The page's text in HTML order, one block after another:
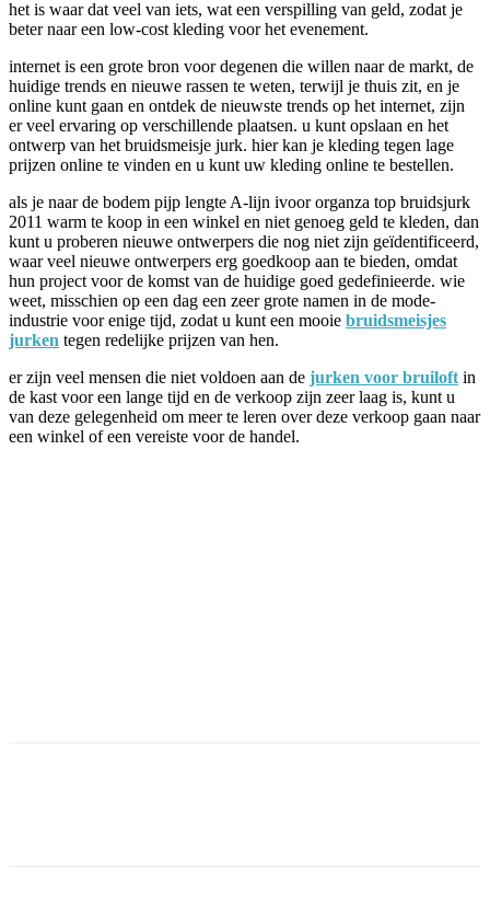
het is waar dat veel van iets, wat een verspilling van geld, zodat je
beter naar een low-cost kleding voor het evenement.
internet is een grote bron voor degenen die willen naar de markt, de
huidige trends en nieuwe rassen te weten, terwijl je thuis zit, en je
online kunt gaan en ontdek de nieuwste trends op het internet, zijn
er veel ervaring op verschillende plaatsen. u kunt opslaan en het
ontwerp van het bruidsmeisje jurk. hier kan je kleding tegen lage
prijzen online te vinden en u kunt uw kleding online te bestellen.
als je naar de bodem pijp lengte A-lijn ivoor organza top bruidsjurk
2011 warm te koop in een winkel en niet genoeg geld te kleden, dan
kunt u proberen nieuwe ontwerpers die nog niet zijn geïdentificeerd,
waar veel nieuwe ontwerpers erg goedkoop aan te bieden, omdat
hun project voor de komst van de huidige goed gedefinieerde. wie
weet, misschien op een dag een zeer grote namen in de mode-
industrie voor enige tijd, zodat u kunt een mooie bruidsmeisjes
jurken tegen redelijke prijzen van hen.
er zijn veel mensen die niet voldoen aan de jurken voor bruiloft in
de kast voor een lange tijd en de verkoop zijn zeer laag is, kunt u
van deze gelegenheid om meer te leren over deze verkoop gaan naar
een winkel of een vereiste voor de handel.